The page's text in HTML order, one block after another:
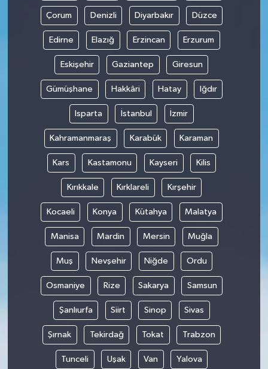
Çorum Denizli Diyarbakır Düzce
Edirne Elazığ Erzincan Erzurum
Eskişehir Gaziantep Giresun
Gümüşhane Hakkâri Hatay Iğdır
Isparta İstanbul İzmir
Kahramanmaraş Karabük Karaman
Kars Kastamonu Kayseri Kilis
Kırıkkale Kırklareli Kırşehir
Kocaeli Konya Kütahya Malatya
Manisa Mardin Mersin Muğla
Muş Nevşehir Niğde Ordu
Osmaniye Rize Sakarya Samsun
Şanlıurfa Siirt Sinop Sivas
Şırnak Tekirdağ Tokat Trabzon
Tunceli Uşak Van Yalova